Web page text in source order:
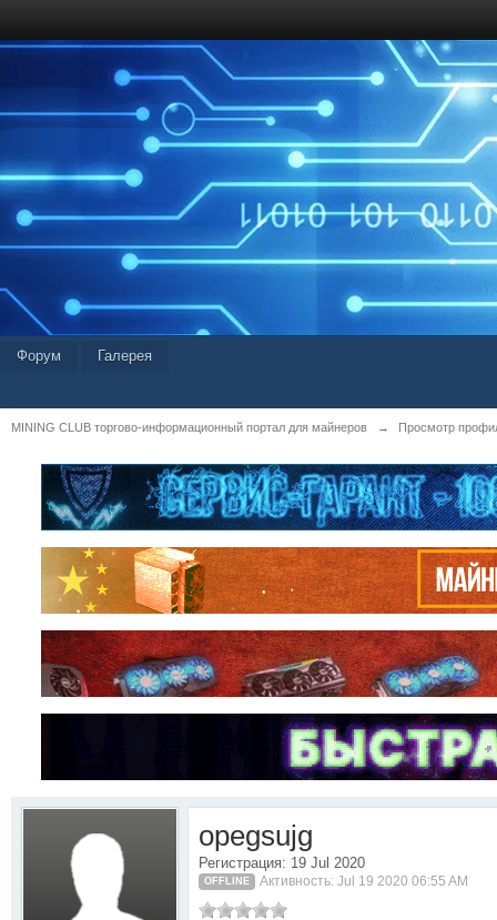
Форум Галерея
MINING CLUB торгово-информационный портал для майнеров → Просмотр
opegsujg
Регистрация: 19 Jul 2020
OFFLINE Активность: Jul 19 2020 06:55 AM